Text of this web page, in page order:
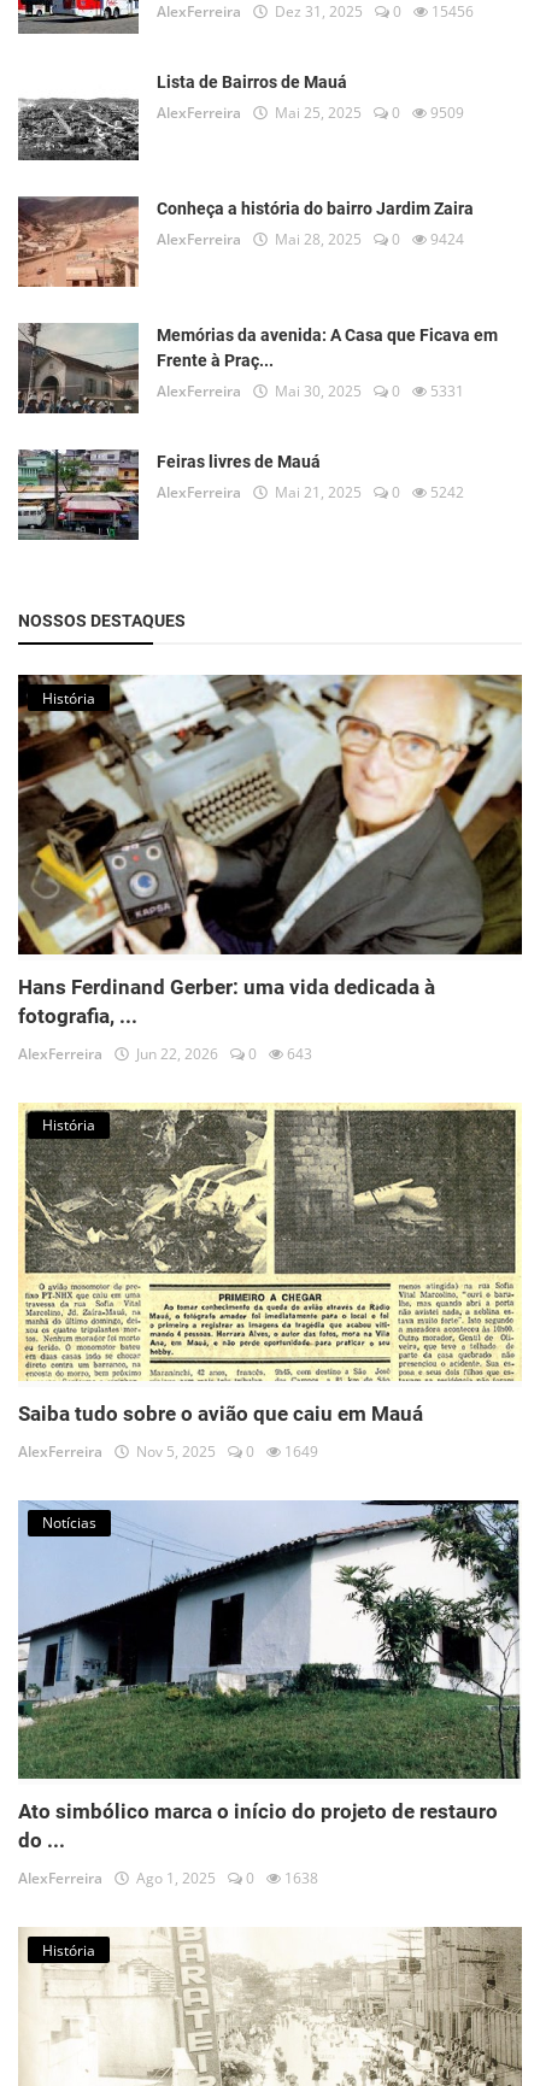
AlexFerreira Dez 31, 2025 0 15456
Lista de Bairros de Mauá
AlexFerreira Mai 25, 2025 0 9509
Conheça a história do bairro Jardim Zaira
AlexFerreira Mai 28, 2025 0 9424
Memórias da avenida: A Casa que Ficava em
Frente à Praç...
AlexFerreira Mai 30, 2025 0 5331
Feiras livres de Mauá
AlexFerreira Mai 21, 2025 0 5242
NOSSOS DESTAQUES
História
Hans Ferdinand Gerber: uma vida dedicada à
fotografia, ...
AlexFerreira Jun 22, 2026 0 643
História
Saiba tudo sobre o avião que caiu em Mauá
AlexFerreira Nov 5, 2025 0 1649
Notícias
Ato simbólico marca o início do projeto de restauro
do ...
AlexFerreira Ago 1, 2025 0 1638
História